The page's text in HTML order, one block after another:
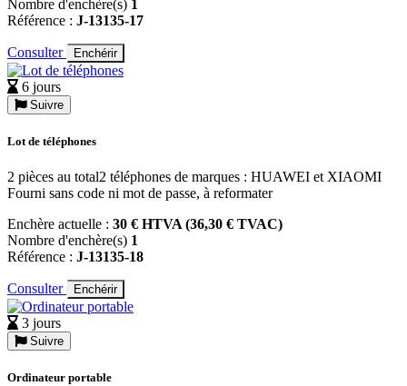
Nombre d'enchère(s) 1
Référence : J-13135-17
Consulter Enchérir
6 jours
Suivre
Lot de téléphones
2 pièces au total2 téléphones de marques : HUAWEI et XIAOMI
Fourni sans code ni mot de passe, à reformater
Enchère actuelle : 30 € HTVA (36,30 € TVAC)
Nombre d'enchère(s) 1
Référence : J-13135-18
Consulter Enchérir
3 jours
Suivre
Ordinateur portable